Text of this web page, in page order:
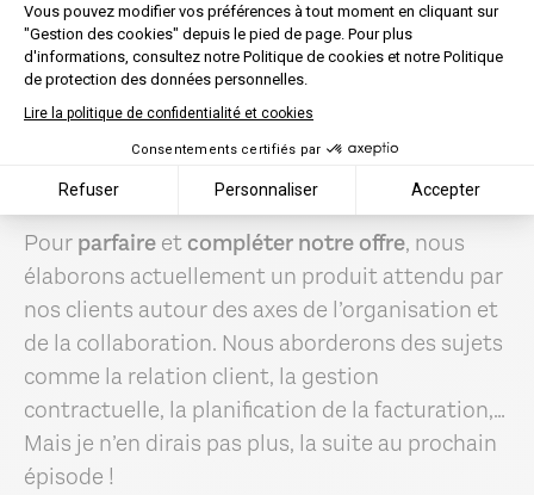
Vous pouvez modifier vos préférences à tout moment en cliquant sur
"Gestion des cookies" depuis le pied de page. Pour plus
d'informations, consultez notre Politique de cookies et notre Politique
de protection des données personnelles.
Lire la politique de confidentialité et cookies
Consentements certifiés par
Refuser Personnaliser Accepter
Quelles sont les prochaines
étapes prévues ?
Il faut savoir que fulll est né de l’ambition de
pour gérer son cabinet comptable.
Pourparfaireetcompléternotre offre, nous
élaborons actuellement un produit attendu par
nos clients autour des axes de l’organisation et
de la collaboration. Nous aborderons des sujets
comme la relation client, la gestion
contractuelle, la planification de la facturation,…
Mais je n’en dirais pas plus, la suite au prochain
épisode !